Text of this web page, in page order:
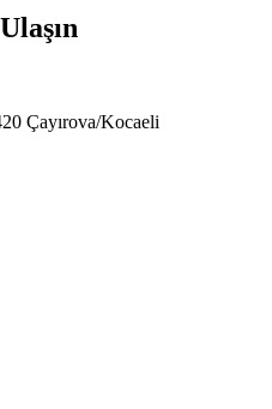
Çayırova/Kocaeli